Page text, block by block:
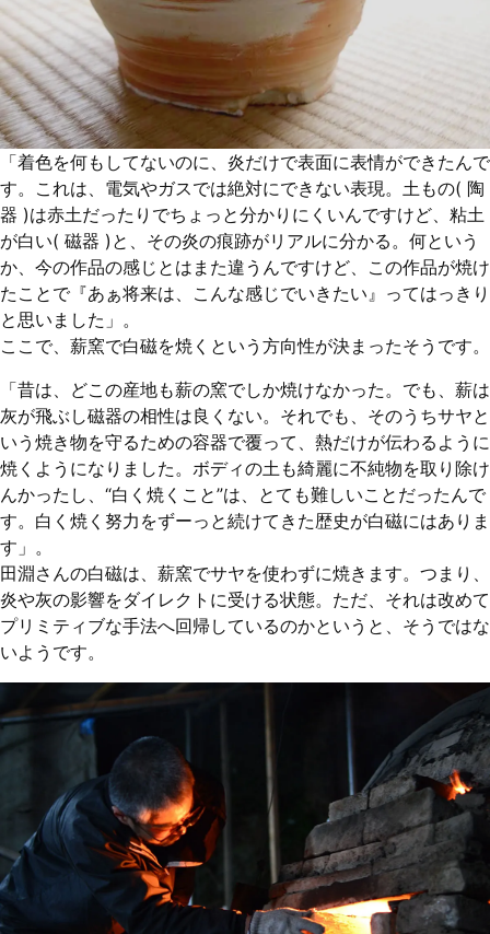
「着色を何もしてないのに、炎だけで表面に表情ができたんで
す。これは、電気やガスでは絶対にできない表現。土もの( 陶
器 )は赤土だったりでちょっと分かりにくいんですけど、粘土
が白い( 磁器 )と、その炎の痕跡がリアルに分かる。何という
か、今の作品の感じとはまた違うんですけど、この作品が焼け
たことで『あぁ将来は、こんな感じでいきたい』ってはっきり
と思いました」。
ここで、薪窯で白磁を焼くという方向性が決まったそうです。
「昔は、どこの産地も薪の窯でしか焼けなかった。でも、薪は
灰が飛ぶし磁器の相性は良くない。それでも、そのうちサヤと
いう焼き物を守るための容器で覆って、熱だけが伝わるように
焼くようになりました。ボディの土も綺麗に不純物を取り除け
んかったし、“白く焼くこと”は、とても難しいことだったんで
す。白く焼く努力をずーっと続けてきた歴史が白磁にはありま
す」。
田淵さんの白磁は、薪窯でサヤを使わずに焼きます。つまり、
炎や灰の影響をダイレクトに受ける状態。ただ、それは改めて
プリミティブな手法へ回帰しているのかというと、そうではな
いようです。